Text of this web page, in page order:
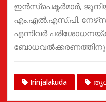
ഇന്‍സ്‌പെക്ടര്‍മാര്‍,
എം.എല്‍.എസ്.പി.
എന്നിവര്‍
Irinjalakuda